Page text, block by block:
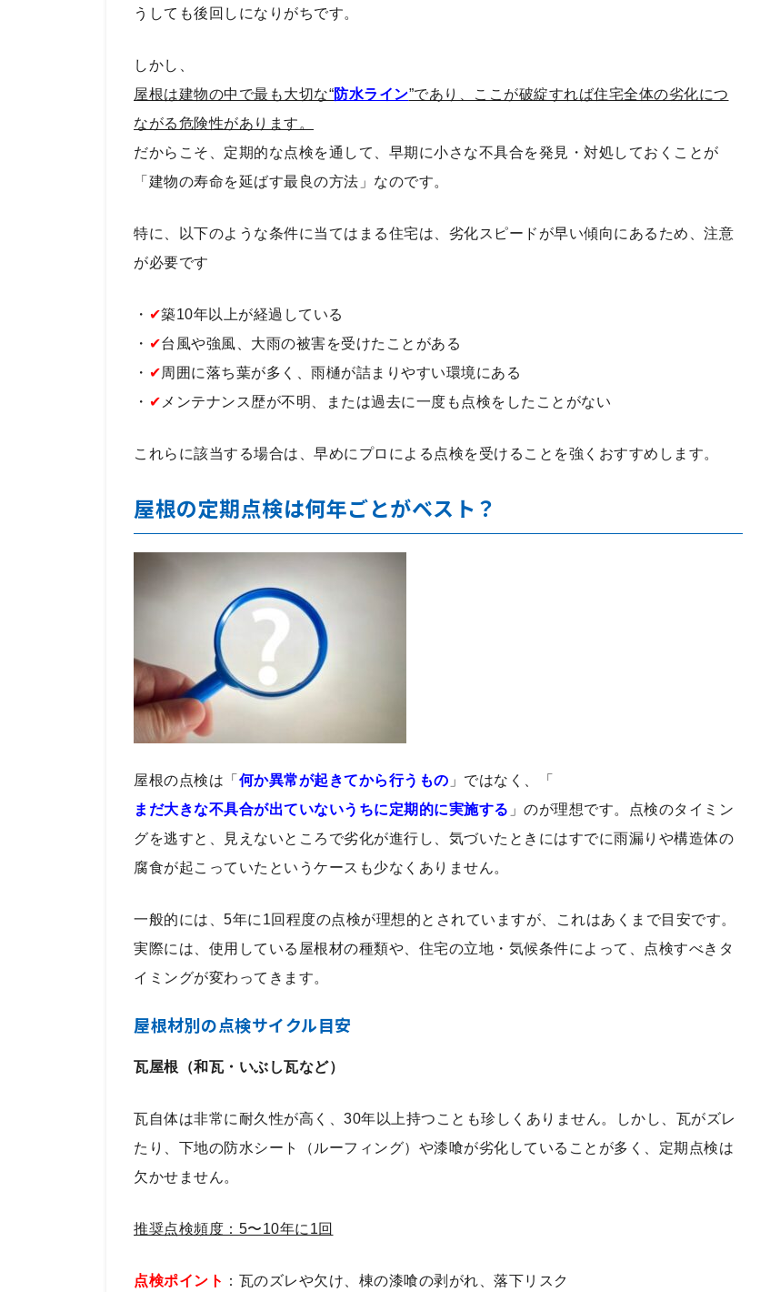
うしても後回しになりがちです。
しかし、
屋根は建物の中で最も大切な“防水ライン”であり、ここが破綻すれば住宅全体の劣化につ
ながる危険性があります。
だからこそ、定期的な点検を通して、早期に小さな不具合を発見・対処しておくことが
「建物の寿命を延ばす最良の方法」なのです。
特に、以下のような条件に当てはまる住宅は、劣化スピードが早い傾向にあるため、注意
が必要です
・ ✔築10年以上が経過している
・ ✔台風や強風、大雨の被害を受けたことがある
・ ✔周囲に落ち葉が多く、雨樋が詰まりやすい環境にある
・ ✔ メンテナンス歴が不明、または過去に一度も点検をしたことがない
これらに該当する場合は、早めにプロによる点検を受けることを強くおすすめします。
屋根の定期点検は何年ごとがベスト？
屋根の点検は「 何か異常が起きてから行うもの 」ではなく、「
まだ大きな不具合が出ていないうちに定期的に実施する 」のが理想です。点検のタイミン
グを逃すと、見えないところで劣化が進行し、気づいたときにはすでに雨漏りや構造体の
腐食が起こっていたというケースも少なくありません。
一般的には、5年に1回程度の点検が理想的とされていますが、これはあくまで目安です。
実際には、使用している屋根材の種類や、住宅の立地・気候条件によって、点検すべきタ
イミングが変わってきます。
屋根材別の点検サイクル目安
瓦屋根（和瓦・いぶし瓦など）
瓦自体は非常に耐久性が高く、30年以上持つことも珍しくありません。しかし、瓦がズレ
たり、下地の防水シート（ルーフィング）や漆喰が劣化していることが多く、定期点検は
欠かせません。
推奨点検頻度：5〜10年に1回
点検ポイント ：瓦のズレや欠け、棟の漆喰の剥がれ、落下リスク